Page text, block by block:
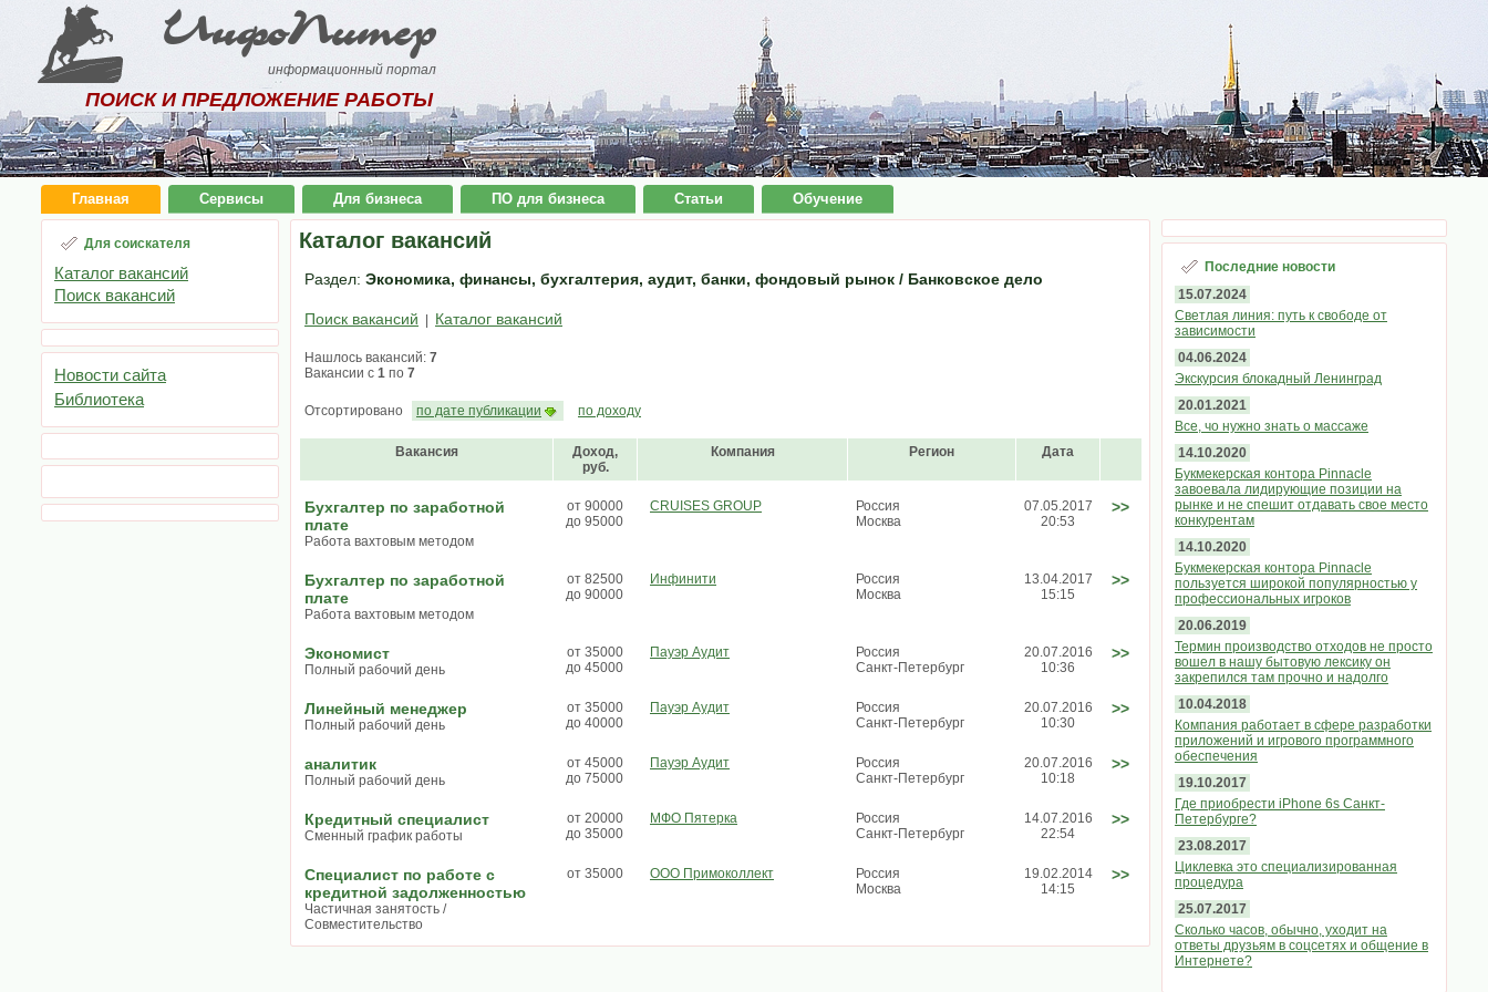
ИнфоПитер
информационный портал
ПОИСК И ПРЕДЛОЖЕНИЕ РАБОТЫ
Главная Сервисы Для бизнеса ПО для бизнеса Статьи Обучение
Для соискателя
Каталог вакансий
Поиск вакансий
Новости сайта
Библиотека
Каталог вакансий
Раздел: Экономика, финансы, бухгалтерия, аудит, банки, фондовый рынок / Банковское дело
Поиск вакансий Каталог вакансий
Нашлось вакансий: 7
Вакансии с 1 по 7
Отсортировано по дате публикации по доходу
Вакансия
Доход,
руб.
Компания Регион Дата
Бухгалтер по заработной
плате
Работа вахтовым методом
от 90000
до 95000
CRUISES GROUP
Россия
Москва
07.05.2017
20:53
>>
Бухгалтер по заработной
плате
Работа вахтовым методом
от 82500
до 90000
Инфинити
Россия
Москва
13.04.2017
15:15
>>
Экономист
Полный рабочий день
от 35000
до 45000
Пауэр Аудит
Россия
Санкт-Петербург
20.07.2016
10:36
>>
Линейный менеджер
Полный рабочий день
от 35000
до 40000
Пауэр Аудит
Россия
Санкт-Петербург
20.07.2016
10:30
>>
аналитик
Полный рабочий день
от 45000
до 75000
Пауэр Аудит
Россия
Санкт-Петербург
20.07.2016
10:18
>>
Кредитный специалист
Сменный график работы
от 20000
до 35000
МФО Пятерка
Россия
Санкт-Петербург
14.07.2016
22:54
>>
Специалист по работе с
кредитной задолженностью
Частичная занятость /
Совместительство
от 35000 ООО Примоколлект
Россия
Москва
19.02.2014
14:15
>>
Последние новости
15.07.2024
Светлая линия: путь к свободе от
зависимости
04.06.2024
Экскурсия блокадный Ленинград
20.01.2021
Все, чо нужно знать о массаже
14.10.2020
Букмекерская контора Pinnacle
завоевала лидирующие позиции на
рынке и не спешит отдавать свое место
конкурентам
14.10.2020
Букмекерская контора Pinnacle
пользуется широкой популярностью у
профессиональных игроков
20.06.2019
Термин производство отходов не просто
вошел в нашу бытовую лексику он
закрепился там прочно и надолго
10.04.2018
Компания работает в сфере разработки
приложений и игрового программного
обеспечения
19.10.2017
Где приобрести iPhone 6s Санкт-
Петербурге?
23.08.2017
Циклевка это специализированная
процедура
25.07.2017
Сколько часов, обычно, уходит на
ответы друзьям в соцсетях и общение в
Интернете?